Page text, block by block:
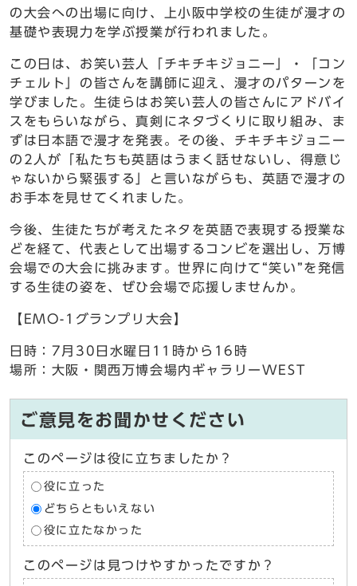
の大会への出場に向け、上小阪中学校の生徒が漫才の
基礎や表現力を学ぶ授業が行われました。
この日は、お笑い芸人「チキチキジョニー」・「コン
チェルト」の皆さんを講師に迎え、漫才のパターンを
学びました。生徒らはお笑い芸人の皆さんにアドバイ
スをもらいながら、真剣にネタづくりに取り組み、ま
ずは日本語で漫才を発表。その後、チキチキジョニー
の2人が「私たちも英語はうまく話せないし、得意じ
ゃないから緊張する」と言いながらも、英語で漫才の
お手本を見せてくれました。
今後、生徒たちが考えたネタを英語で表現する授業な
どを経て、代表として出場するコンビを選出し、万博
会場での大会に挑みます。世界に向けて“笑い”を発信
する生徒の姿を、ぜひ会場で応援しませんか。
【EMO-1グランプリ大会】
日時：7月30日水曜日11時から16時
場所：大阪・関西万博会場内ギャラリーWEST
ご意見をお聞かせください
このページは役に立ちましたか？
役に立った
どちらともいえない
役に立たなかった
このページは見つけやすかったですか？